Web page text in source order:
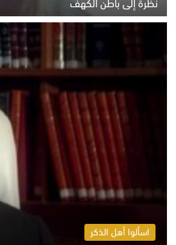
السبت 8 أغسطس 2026 11:04 ص
اسألوا أهل الذكر